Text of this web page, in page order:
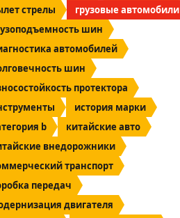
стрелы
грузовые автомобили
шин
автомобилей
шин
протектора
история марки
b
китайские авто
внедорожники
транспорт
передач
двигателя